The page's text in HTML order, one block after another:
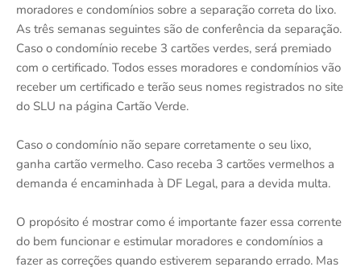
moradores e condomínios sobre a separação correta do lixo.
As três semanas seguintes são de conferência da separação.
Caso o condomínio recebe 3 cartões verdes, será premiado
com o certificado. Todos esses moradores e condomínios vão
receber um certificado e terão seus nomes registrados no site
do SLU na página Cartão Verde.
Caso o condomínio não separe corretamente o seu lixo,
ganha cartão vermelho. Caso receba 3 cartões vermelhos a
demanda é encaminhada à DF Legal, para a devida multa.
O propósito é mostrar como é importante fazer essa corrente
do bem funcionar e estimular moradores e condomínios a
fazer as correções quando estiverem separando errado. Mas